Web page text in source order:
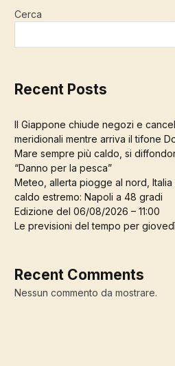
Cerca
Recent Posts
Il Giappone chiude negozi e
meridionali mentre arriva il tifone
Mare sempre più caldo, si
“Danno per la pesca”
Meteo, allerta piogge al nord,
caldo estremo: Napoli a 48 gradi
Edizione del 06/08/2026 – 11:00
Le previsioni del tempo per
Recent Comments
Nessun commento da mostrare.